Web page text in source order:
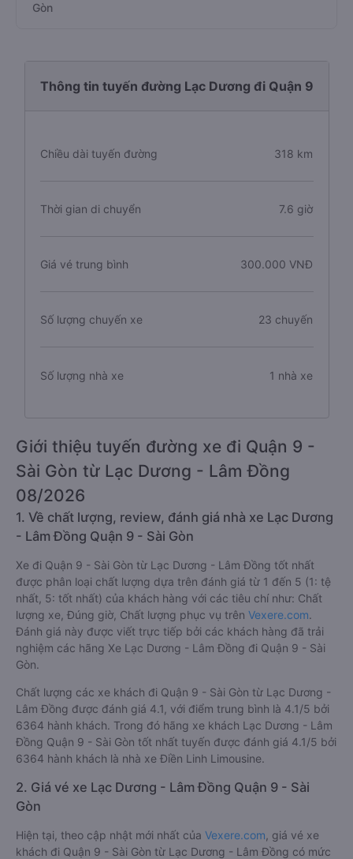
Gòn
Thông tin tuyến đường Lạc Dương đi Quận 9
Chiều dài tuyến đường 318 km
Thời gian di chuyển 7.6 giờ
Giá vé trung bình 300.000 VNĐ
Số lượng chuyến xe 23 chuyến
Số lượng nhà xe 1 nhà xe
Giới thiệu tuyến đường xe đi Quận 9 -
Sài Gòn từ Lạc Dương - Lâm Đồng
08/2026
1. Về chất lượng, review, đánh giá nhà xe Lạc Dương
- Lâm Đồng Quận 9 - Sài Gòn
Xe đi Quận 9 - Sài Gòn từ Lạc Dương - Lâm Đồng tốt nhất
được phân loại chất lượng dựa trên đánh giá từ 1 đến 5 (1: tệ
nhất, 5: tốt nhất) của khách hàng với các tiêu chí như: Chất
lượng xe, Đúng giờ, Chất lượng phục vụ trên Vexere.com.
Đánh giá này được viết trực tiếp bởi các khách hàng đã trải
nghiệm các hãng Xe Lạc Dương - Lâm Đồng đi Quận 9 - Sài
Gòn.
Chất lượng các xe khách đi Quận 9 - Sài Gòn từ Lạc Dương -
Lâm Đồng được đánh giá 4.1, với điểm trung bình là 4.1/5 bởi
6364 hành khách. Trong đó hãng xe khách Lạc Dương - Lâm
Đồng Quận 9 - Sài Gòn tốt nhất tuyến được đánh giá 4.1/5 bởi
6364 hành khách là nhà xe Điền Linh Limousine.
2. Giá vé xe Lạc Dương - Lâm Đồng Quận 9 - Sài
Gòn
Hiện tại, theo cập nhật mới nhất của Vexere.com , giá vé xe
khách đi Quận 9 - Sài Gòn từ Lạc Dương - Lâm Đồng có mức